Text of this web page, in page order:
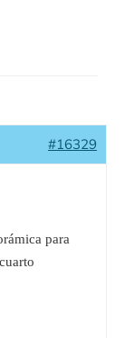
#16329
para